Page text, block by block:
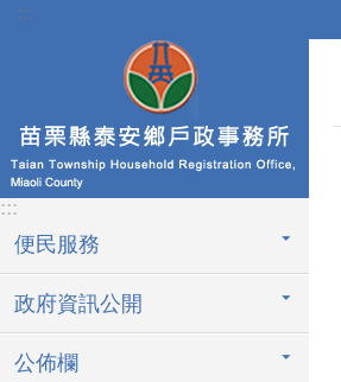
跳到主要內容區塊
:::
:::
便民服務
政府資訊公開
公佈欄